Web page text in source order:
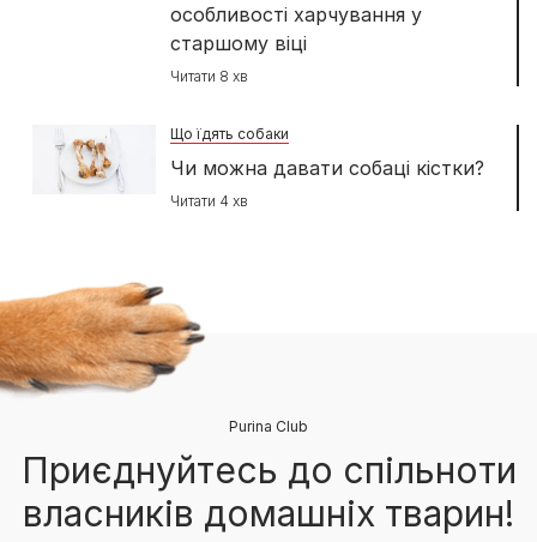
особливості харчування у
старшому віці
Читати 8 хв
Що їдять собаки
Чи можна давати собаці кістки?
Читати 4 хв
Purina Club
Приєднуйтесь до спільноти
власників домашніх тварин!